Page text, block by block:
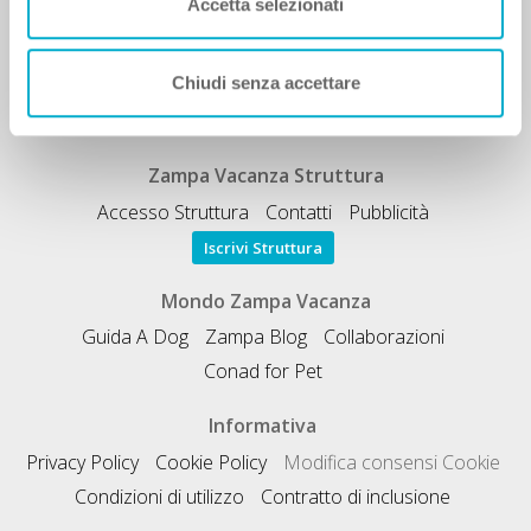
Accetta selezionati
Chiudi senza accettare
Accesso Utente
Registrati GRATIS
Condividi Zampa Vacanza
Campagna Contro l'Abbandono
Chiedi A Zampa
Mi FIDO di TE
Iscrizione Magazine
Zampa Vacanza Struttura
Accesso Struttura
Contatti Pubblicità
Iscrivi Struttura
Mondo Zampa Vacanza
Guida A Dog
Zampa Blog
Collaborazioni
Conad for Pet
Informativa
Privacy Policy
Cookie Policy
Modifica consensi Cookie
Condizioni di utilizzo
Contratto di inclusione